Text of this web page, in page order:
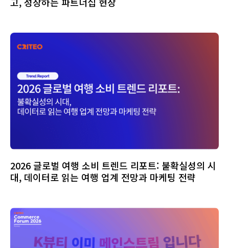
2026 글로벌 여행 소비 트렌드 리포트: 불확실성의 시
대, 데이터로 읽는 여행 업계 전망과 마케팅 전략